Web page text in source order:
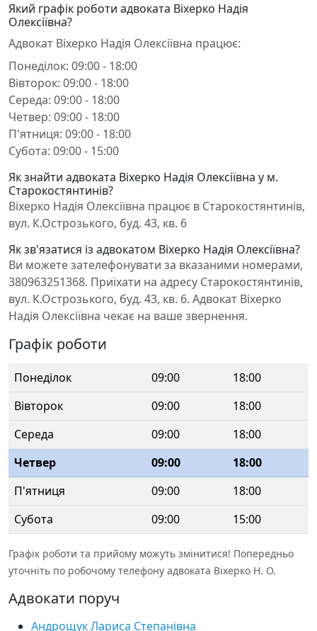
Який графік роботи адвоката Віхерко Надія
Олексіївна?
Адвокат Віхерко Надія Олексіївна працює:
Понеділок: 09:00 - 18:00
Вівторок: 09:00 - 18:00
Середа: 09:00 - 18:00
Четвер: 09:00 - 18:00
П'ятниця: 09:00 - 18:00
Субота: 09:00 - 15:00
Як знайти адвоката Віхерко Надія Олексіївна у м.
Старокостянтинів?
Віхерко Надія Олексіївна працює в Старокостянтинів,
вул. К.Острозького, буд. 43, кв. 6
Як зв'язатися із адвокатом Віхерко Надія Олексіївна?
Ви можете зателефонувати за вказаними номерами,
380963251368. Приїхати на адресу Старокостянтинів,
вул. К.Острозького, буд. 43, кв. 6. Адвокат Віхерко
Надія Олексіївна чекає на ваше звернення.
Графік роботи
Понеділок 09:00
18:00
Вівторок
09:00
18:00
Середа
09:00
18:00
Четвер
09:00
18:00
П'ятниця
09:00
18:00
Субота
09:00 15:00
Графік роботи та прийому можуть змінитися! Попередньо
уточніть по робочому телефону адвоката Віхерко Н. О.
Адвокати поруч
Андрощук Лариса Степанівна